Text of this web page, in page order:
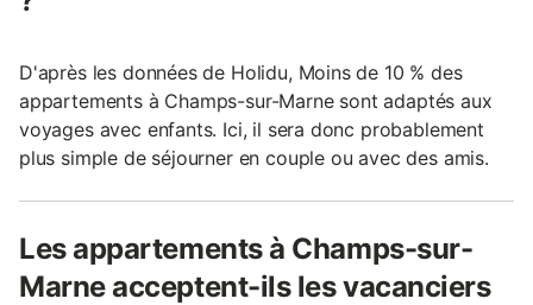
D'après les données de Holidu, Moins de 10 % des
appartements à Champs-sur-Marne sont adaptés aux
voyages avec enfants. Ici, il sera donc probablement
plus simple de séjourner en couple ou avec des amis.
Les appartements à Champs-sur-
Marne acceptent-ils les vacanciers